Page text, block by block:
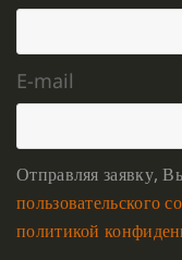
E-mail
Отправляя заявку,
пользовательского
политикой